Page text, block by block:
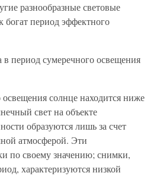
разнообразные световые
богат период эффектного
период сумеречного освещения
солнце находится ниже
свет на объекте
образуются лишь за счет
атмосферой. Эти
по своему значению; снимки,
характеризуются низкой